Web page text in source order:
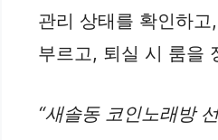
관리 상태를 확인하
부르고, 퇴실 시 룸을
“새솔동 코인노래방